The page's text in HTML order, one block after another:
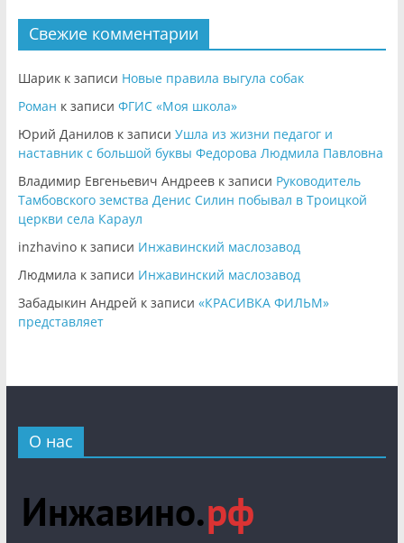
Свежие комментарии
Шарикк записи Новые правила выгула собак
Роман к записи ФГИС «Моя школа»
Юрий Даниловк записи Ушла из жизни педагог и
наставник с большой буквы Федорова Людмила Павловна
Владимир Евгеньевич Андреевк записи Руководитель
Тамбовского земства Денис Силин побывал в Троицкой
церкви села Караул
inzhavinoк записи Инжавинский маслозавод
Людмила к записи Инжавинский маслозавод
Забадыкин Андрей к записи «КРАСИВКА ФИЛЬМ»
представляет
О нас